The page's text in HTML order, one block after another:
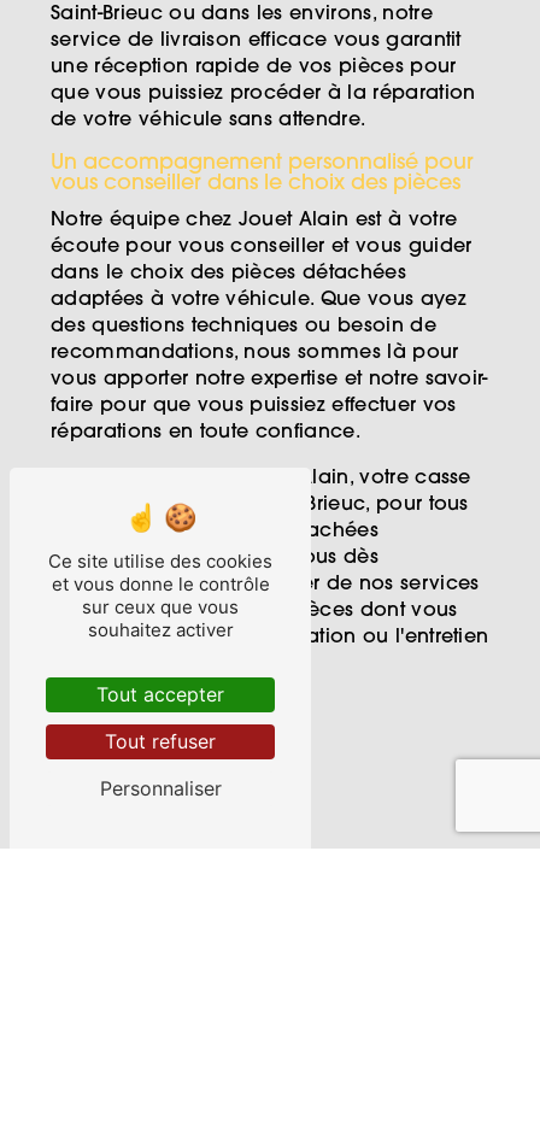
Saint-Brieuc ou dans les environs, notre
service de livraison efficace vous garantit
une réception rapide de vos pièces pour
que vous puissiez procéder à la réparation
de votre véhicule sans attendre.
Un accompagnement personnalisé pour
vous conseiller dans le choix des pièces
Notre équipe chez Jouet Alain est à votre
écoute pour vous conseiller et vous guider
dans le choix des pièces détachées
adaptées à votre véhicule. Que vous ayez
des questions techniques ou besoin de
recommandations, nous sommes là pour
vous apporter notre expertise et notre savoir-
faire pour que vous puissiez effectuer vos
réparations en toute confiance.
Faites confiance à Jouet Alain, votre casse
auto de référence à Saint-Brieuc, pour tous
vos besoins en pièces détachées
automobiles. Contactez-nous dès
maintenant pour bénéficier de nos services
de qualité et trouver les pièces dont vous
avez besoin pour la réparation ou l'entretien
En savoir plus
Contactez-nous
Ce site utilise des cookies
et vous donne le contrôle
sur ceux que vous
souhaitez activer
Tout accepter
Tout refuser
Personnaliser